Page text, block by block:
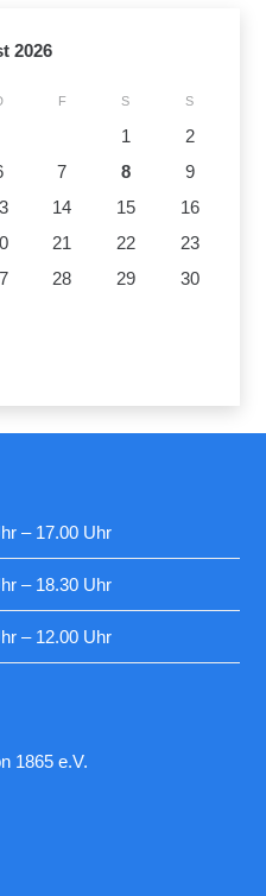
2026
F S S
1
2
7 8
9
14 15
16
21 22
23
28 29
30
– 17.00 Uhr
– 18.30 Uhr
– 12.00 Uhr
1865 e.V.